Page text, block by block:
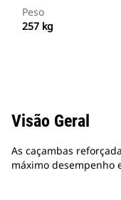
Peso
257 kg
Visão Geral
As caçambas
máximo desempenho